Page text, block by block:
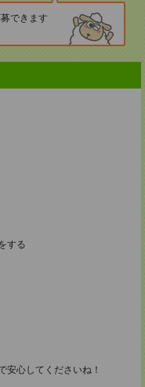
できます
する
安心してくださいね！